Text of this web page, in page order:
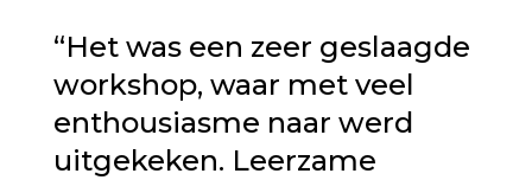
“Het was een zeer geslaagde
workshop, waar met veel
enthousiasme naar werd
uitgekeken. Leerzame